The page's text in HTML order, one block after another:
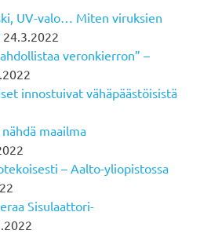
UV-valo… Miten viruksien
24.3.2022
veronkierron” –
innostuivat vähäpäästöisistä
maailma
– Aalto-yliopistossa
Sisulaattori-